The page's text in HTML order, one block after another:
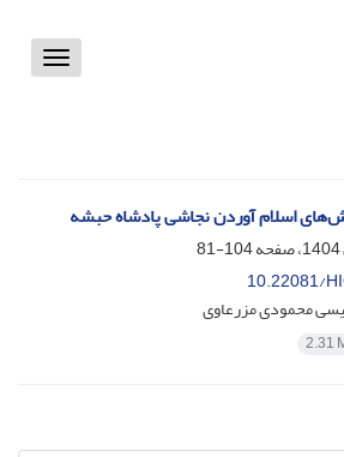
Toggle
اسلام آوردن نجاشی پادشاه حبشه
104-81
10.22081/
محمودی مزرعاوی
2.31